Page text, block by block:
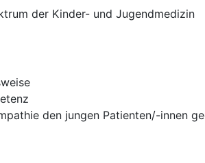
der Kinder- und Jugendmedizin
den jungen Patienten/-innen